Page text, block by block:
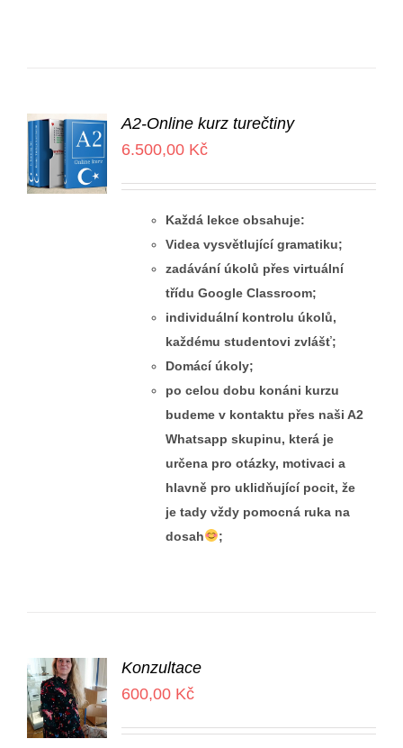
PŘIDAT
A2-Online kurz turečtiny
6.500,00 Kč
Každá lekce obsahuje:
Videa vysvětlující gramatiku;
zadávání úkolů přes virtuální
třídu Google Classroom;
individuální kontrolu úkolů,
každému studentovi zvlášť;
Domácí úkoly;
po celou dobu konáni kurzu
budeme v kontaktu přes naši A2
Whatsapp skupinu, která je
určena pro otázky, motivaci a
hlavně pro uklidňující pocit, že
je tady vždy pomocná ruka na
dosah
;
PŘIDAT
DO
KOŠÍKU
Konzultace
600,00 Kč